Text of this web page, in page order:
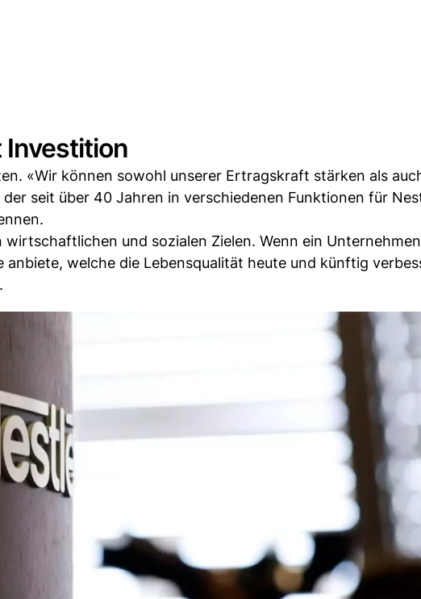
«Wir können sowohl unserer Ertragskraft stärken als
seit über 40 Jahren in verschiedenen Funktionen für
wirtschaftlichen und sozialen Zielen. Wenn ein
anbiete, welche die Lebensqualität heute und künftig